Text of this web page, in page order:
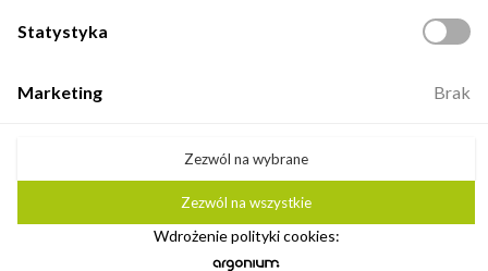
Otwarte: 8:00 -16:00
©2026 Minio. Wszelkie prawa zastrzeżone.
Ustawienia plików cookie
Realizacja:
Statystyka
Marketing Brak
Wdrożenie polityki cookies:
Zezwól na wybrane
Zezwól na wszystkie